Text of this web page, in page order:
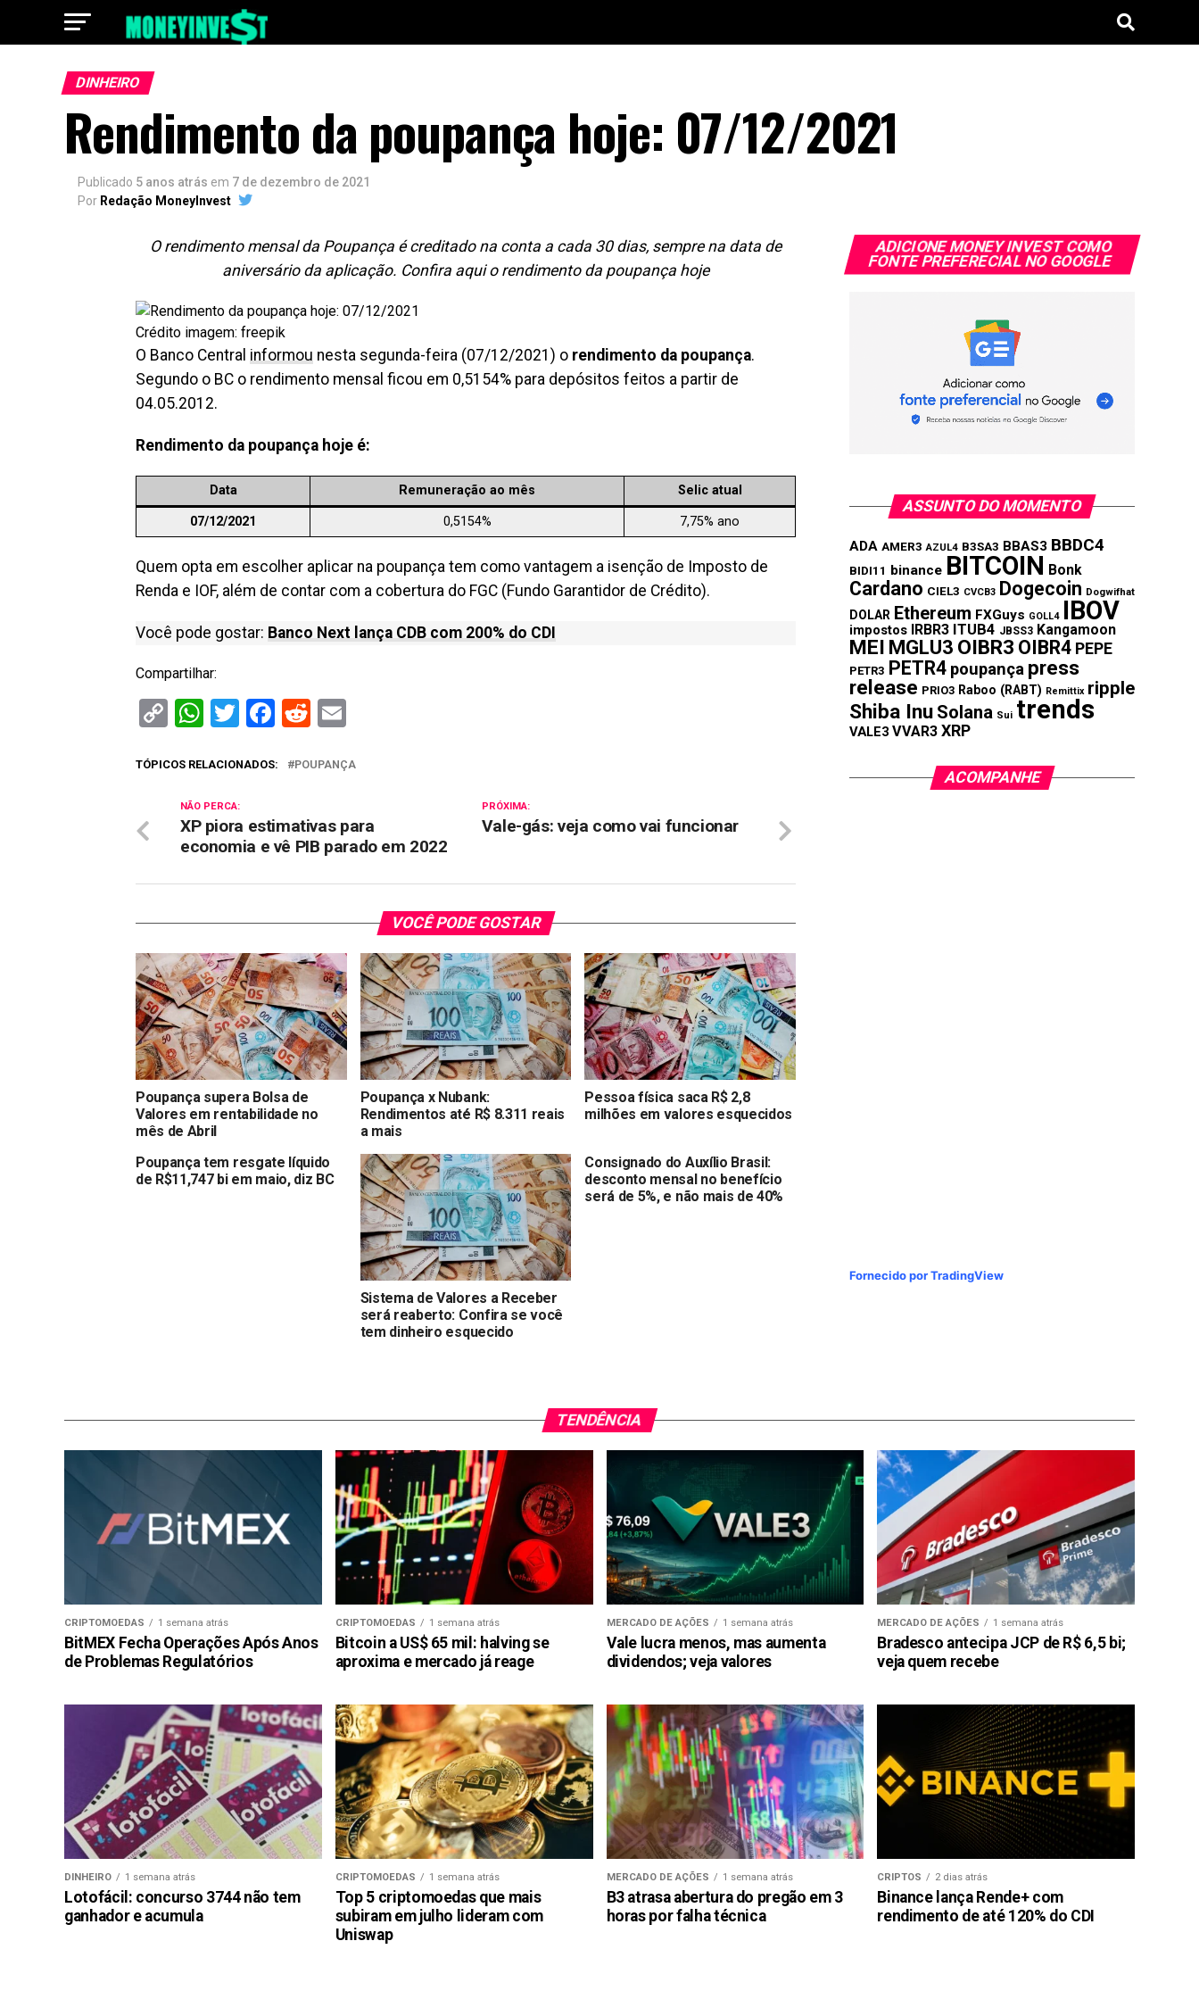
DINHEIRO
Rendimento da poupança hoje: 07/12/2021
Publicado 5 anos atrás em 7 de dezembro de 2021
Por Redação MoneyInvest
O rendimento mensal da Poupança é creditado na conta a cada 30 dias, sempre na data de
aniversário da aplicação. Confira aqui o rendimento da poupança hoje
Crédito imagem: freepik
O Banco Central informou nesta segunda-feira (07/12/2021) o rendimento da poupança.
Segundo o BC o rendimento mensal ficou em 0,5154% para depósitos feitos a partir de
04.05.2012.
Rendimento da poupança hoje é:
Data Remuneração ao mês Selicatual
07/12/2021 0,5154% 7,75% ano
Quem opta em escolher aplicar na poupança tem como vantagem a isenção de Imposto de
Renda e IOF, além de contar com a cobertura do FGC (Fundo Garantidor de Crédito).
Você pode gostar: Banco Next lança CDB com 200% do CDI
Compartilhar:
CopyWhatsApp
Twitter
Facebook
Reddit
TÓPICOS RELACIONADOS: POUPANÇA
PRÓXIMA:
Vale-gás: veja como vai funcionar
NÃO PERCA:
XP piora estimativas para
economia e vê PIB parado em 2022
VOCÊ PODE GOSTAR
Poupança supera Bolsa de
Valores em rentabilidade no
mês de Abril
Poupança x Nubank:
Rendimentos até R$ 8.311 reais
a mais
Pessoa física saca R$ 2,8
milhões em valores esquecidos
Poupança tem resgate líquido
de R$11,747 bi em maio, diz BC
Sistema de Valores a Receber
será reaberto: Confira se você
tem dinheiro esquecido
Consignado do Auxílio Brasil:
desconto mensal no benefício
será de 5%, e não mais de 40%
ADICIONE MONEY INVEST COMO
FONTE PREFERECIAL NO GOOGLE
ASSUNTO DO MOMENTO
ADA AMER3 AZUL4 B3SA3 BBAS3 BBDC4
BIDI11 binance BITCOIN Bonk
Cardano CIEL3 CVCB3 Dogecoin Dogwifhat
DOLAR Ethereum FXGuys GOLL4 IBOV
impostos IRBR3 ITUB4 JBSS3 Kangamoon
MEI MGLU3 OIBR3 OIBR4 PEPE
PETR3 PETR4 poupança press
release PRIO3 Raboo (RABT) Remittix ripple
Shiba Inu Solana Sui trends
VALE3 VVAR3 XRP
ACOMPANHE
Fornecido por TradingView
TENDÊNCIA
CRIPTOMOEDAS 1 semana atrás
BitMEX Fecha Operações Após Anos
de Problemas Regulatórios
CRIPTOMOEDAS 1 semana atrás
Bitcoin a US$ 65 mil: halving se
aproxima e mercado já reage
MERCADO DE AÇÕES 1 semana atrás
Vale lucra menos, mas aumenta
dividendos; veja valores
MERCADO DE AÇÕES 1 semana atrás
Bradesco antecipa JCP de R$ 6,5 bi;
veja quem recebe
DINHEIRO 1 semana atrás
Lotofácil: concurso 3744 não tem
ganhador e acumula
CRIPTOMOEDAS 1 semana atrás
Top 5 criptomoedas que mais
subiram em julho lideram com
Uniswap
MERCADO DE AÇÕES 1 semana atrás
B3 atrasa abertura do pregão em 3
horas por falha técnica
CRIPTOS 2 dias atrás
Binance lança Rende+ com
rendimento de até 120% do CDI